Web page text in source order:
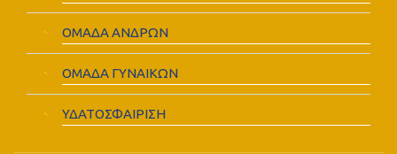
ΟΜΑΔΑ ΑΝΔΡΩΝ
ΟΜΑΔΑ ΓΥΝΑΙΚΩΝ
ΥΔΑΤΟΣΦΑΙΡΙΣΗ